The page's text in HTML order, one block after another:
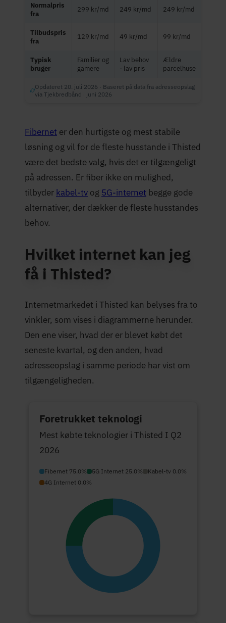
Normalpris
fra
299 kr/md 249 kr/md 249 kr/md
Tilbudspris
fra
129 kr/md 49 kr/md 99 kr/md
Typisk
bruger
Familier og
gamere
Lav behov
- lav pris
Ældre
parcelhuse
Opdateret 20. juli 2026 · Baseret på data fra adresseopslag
via Tjekbredbånd i juni 2026
Fibernet er den hurtigste og mest stabile
løsning og vil for de fleste husstande i Thisted
være det bedste valg, hvis det er tilgængeligt
på adressen. Er fiber ikke en mulighed,
tilbyder kabel-tv og 5G-internet begge gode
alternativer, der dækker de fleste husstandes
behov.
Hvilket internet kan jeg
få i Thisted?
Internetmarkedet i Thisted kan belyses fra to
vinkler, som vises i diagrammerne herunder.
Den ene viser, hvad der er blevet købt det
seneste kvartal, og den anden, hvad
adresseopslag i samme periode har vist om
tilgængeligheden.
Foretrukket teknologi
Mest købte teknologier i Thisted I Q2
2026
Fibernet 75.0% 5G Internet 25.0%
Kabel-tv 0.0%
4G Internet 0.0%